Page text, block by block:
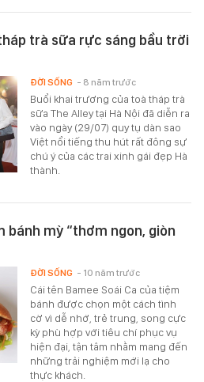
trà sữa rực sáng bầu trời
Buổi khai trương của toà tháp trà
sữa The Alley tại Hà Nội đã diễn ra
vào ngày (29/07) quy tụ dàn sao
Việt nổi tiếng thu hút rất đông sự
chú ý của các trai xinh gái đẹp Hà
thành.
ĐỜI SỐNG - 8 năm trước
bánh mỳ “thơm ngon, giòn
Cái tên Bamee Soái Ca của tiệm
bánh được chọn một cách tình
cờ vì dễ nhớ, trẻ trung, song cực
kỳ phù hợp với tiêu chí phục vụ
hiện đại, tận tâm nhằm mang đến
những trải nghiệm mới lạ cho
thực khách.
ĐỜI SỐNG - 10 năm trước